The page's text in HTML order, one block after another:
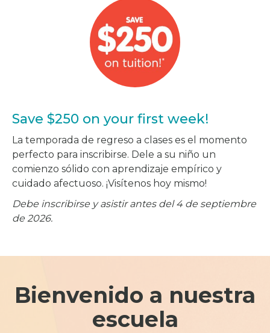
Save $250 on your first week!
La temporada de regreso a clases es el momento
perfecto para inscribirse. Dele a su niño un
comienzo sólido con aprendizaje empírico y
cuidado afectuoso. ¡Visítenos hoy mismo!
Debe inscribirse y asistir antes del 4 de septiembre
de 2026.
Bienvenido a nuestra
escuela